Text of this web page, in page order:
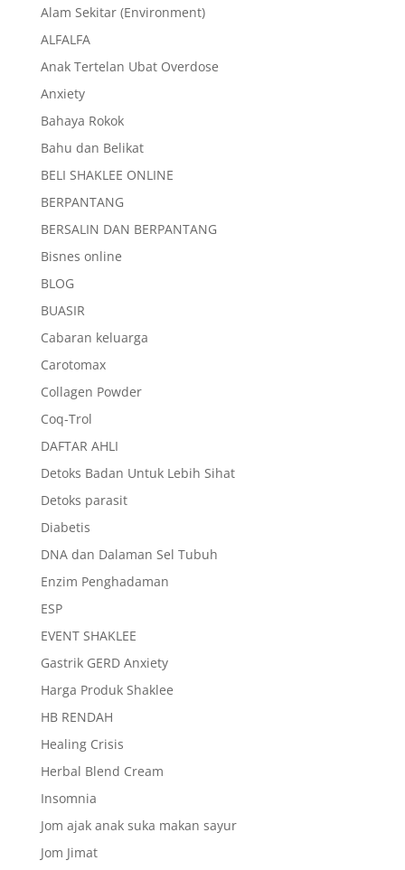
Alam Sekitar (Environment)
ALFALFA
Anak Tertelan Ubat Overdose
Anxiety
Bahaya Rokok
Bahu dan Belikat
BELI SHAKLEE ONLINE
BERPANTANG
BERSALIN DAN BERPANTANG
Bisnes online
BLOG
BUASIR
Cabaran keluarga
Carotomax
Collagen Powder
Coq-Trol
DAFTAR AHLI
Detoks Badan Untuk Lebih Sihat
Detoks parasit
Diabetis
DNA dan Dalaman Sel Tubuh
Enzim Penghadaman
ESP
EVENT SHAKLEE
Gastrik GERD Anxiety
Harga Produk Shaklee
HB RENDAH
Healing Crisis
Herbal Blend Cream
Insomnia
Jom ajak anak suka makan sayur
Jom Jimat